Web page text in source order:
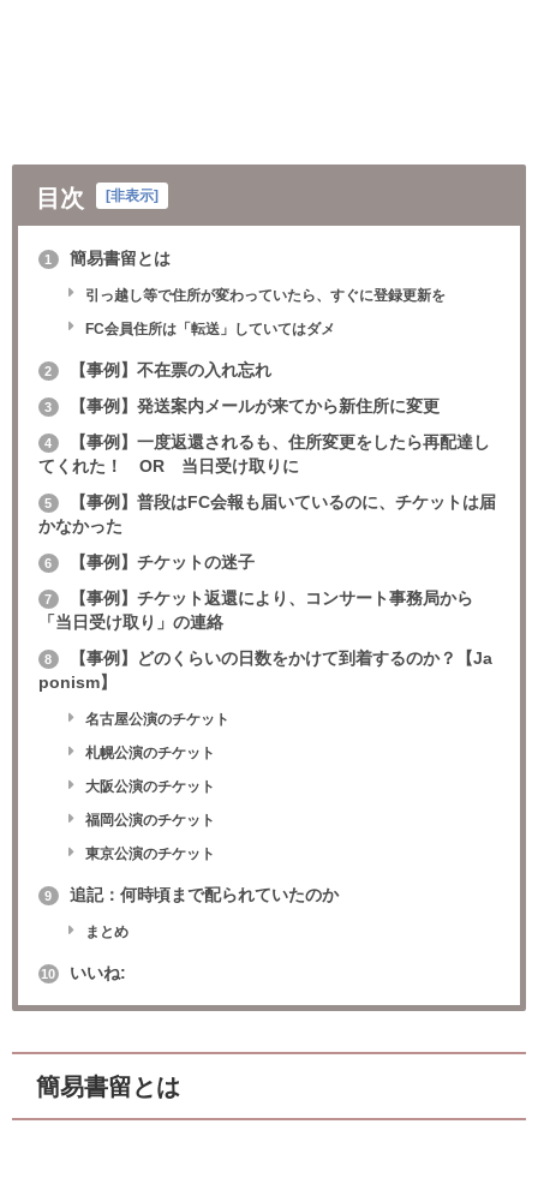
目次 [非表示]
1 簡易書留とは
引っ越し等で住所が変わっていたら、すぐに登録更新を
FC会員住所は「転送」していてはダメ
2 【事例】不在票の入れ忘れ
3 【事例】発送案内メールが来てから新住所に変更
4
【事例】一度返還されるも、住所変更をしたら再配達し
てくれた！ OR 当日受け取りに
5
【事例】普段はFC会報も届いているのに、チケットは届
かなかった
6 【事例】チケットの迷子
7
【事例】チケット返還により、コンサート事務局から
「当日受け取り」の連絡
8
【事例】どのくらいの日数をかけて到着するのか？【Ja
ponism】
名古屋公演のチケット
札幌公演のチケット
大阪公演のチケット
福岡公演のチケット
東京公演のチケット
9 追記：何時頃まで配られていたのか
まとめ
10 いいね:
簡易書留とは